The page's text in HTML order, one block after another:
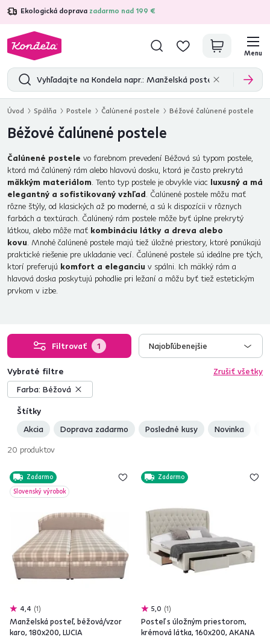
Ekologická doprava zadarmo nad 199 €
4,7 31 285overených produktových recenzií
Menu
Úvod Spálňa Postele Čalúnené postele Béžové čalúnené postele
Béžové čalúnené postele
Čalúnené postele vo farebnom prevedení Béžová sú typom postele,
ktorá má čalúnený rám alebo hlavovú dosku, ktorá je často prekrytá
mäkkým materiálom. Tento typ postele je obvykle viac luxusný a má
elegantný a sofistikovaný vzhľad. Čalúnené postele môžu mať
rôzne štýly, od klasických až po moderné, a sú k dispozícii v rôznych
farbách a textúrach. Čalúnený rám postele môže byť úplne prekrytý
látkou, alebo môže mať kombináciu látky a dreva alebo
kovu. Mnohé čalúnené postele majú tiež úložné priestory, ktoré ponúkajú
praktické riešenie pre ukladanie vecí. Čalúnené postele sú ideálne pre tých,
ktorí preferujú komfort a eleganciu v spálni. Ich mäkký rám a
hlavová doska poskytujú pohodlie pri ležaní a môžu byť tiež estetickým
prvkom v izbe.
Filtrovať 1 Najobľúbenejšie
Štítky
Akcia
Doprava zadarmo Posledné kusy Novinka
Vybraté filtre
Zrušiť všetky
Farba: Béžová
20 produktov
Zadarmo
Slovenský výrobok
4,4 1
Manželská posteľ, béžová/vzor
karo, 180x200, LUCIA
Zadarmo
5,0 1
Posteľ s úložným priestorom,
krémová látka, 160x200, AKANA